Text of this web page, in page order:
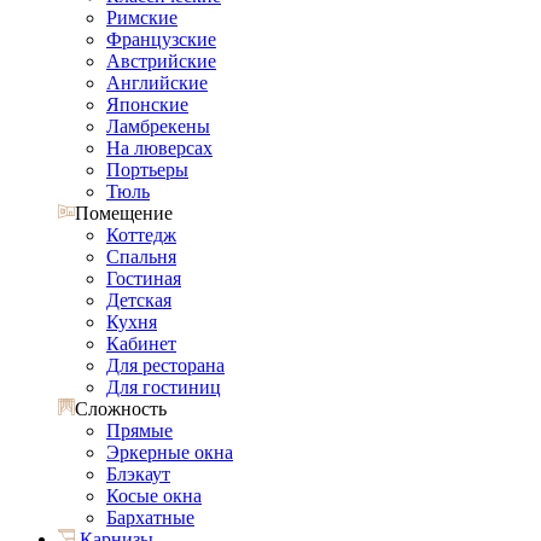
Римские
Французские
Австрийские
Английские
Японские
Ламбрекены
На люверсах
Портьеры
Тюль
Помещение
Коттедж
Спальня
Гостиная
Детская
Кухня
Кабинет
Для ресторана
Для гостиниц
Сложность
Прямые
Эркерные окна
Блэкаут
Косые окна
Бархатные